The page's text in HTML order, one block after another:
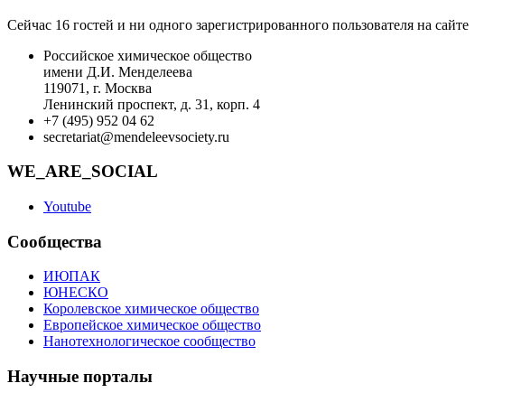
Сейчас 16 гостей и ни одного зарегистрированного пользователя на сайте
Российское химическое общество
имени Д.И. Менделеева
119071, г. Москва
Ленинский проспект, д. 31, корп. 4
+7 (495) 952 04 62
secretariat@mendeleevsociety.ru
WE_ARE_SOCIAL
Youtube
Сообщества
ИЮПАК
ЮНЕСКО
Королевское химическое общество
Европейское химическое общество
Нанотехнологическое сообщество
Научные порталы